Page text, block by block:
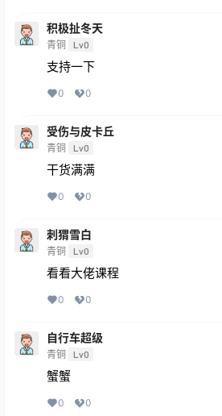
积极扯冬天
青铜 Lv0
支持一下
0 0
受伤与皮卡丘
青铜 Lv0
干货满满
0 0
刺猬雪白
青铜 Lv0
看看大佬课程
0 0
自行车超级
青铜 Lv0
蟹蟹
0 0